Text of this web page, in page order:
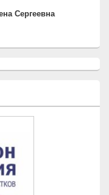
Сергеевна